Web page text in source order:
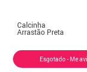
Calcinha
Arrastão Preta
Esgotado - Me